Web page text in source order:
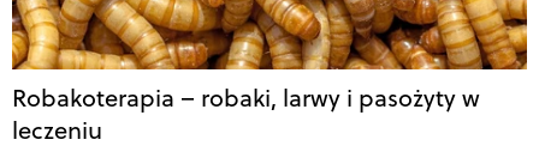
Robakoterapia – robaki, larwy i pasożyty w
leczeniu